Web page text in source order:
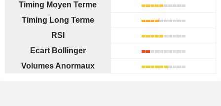
Timing Moyen Terme
Timing Long Terme
RSI
Ecart Bollinger
Volumes Anormaux